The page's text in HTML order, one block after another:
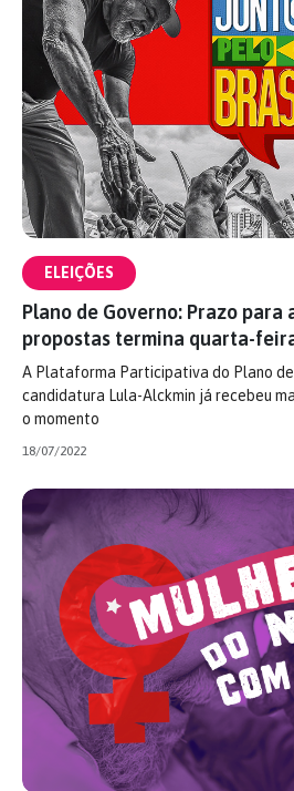
ELEIÇÕES
Plano de Governo: Prazo para
propostas termina quarta-
A Plataforma Participativa do Plano
candidatura Lula-Alckmin já recebeu
o momento
18/07/2022